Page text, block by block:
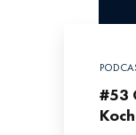
#53